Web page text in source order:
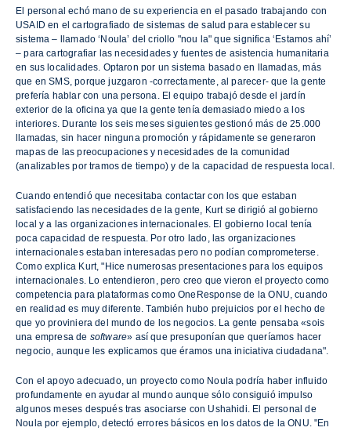
El personal echó mano de su experiencia en el pasado trabajando con
USAID en el cartografiado de sistemas de salud para establecer su
sistema – llamado ‘Noula’ del criollo "nou la" que significa ‘Estamos ahí’
– para cartografiar las necesidades y fuentes de asistencia humanitaria
en sus localidades. Optaron por un sistema basado en llamadas, más
que en SMS, porque juzgaron -correctamente, al parecer- que la gente
prefería hablar con una persona. El equipo trabajó desde el jardín
exterior de la oficina ya que la gente tenía demasiado miedo a los
interiores. Durante los seis meses siguientes gestionó más de 25.000
llamadas, sin hacer ninguna promoción y rápidamente se generaron
mapas de las preocupaciones y necesidades de la comunidad
(analizables por tramos de tiempo) y de la capacidad de respuesta local.
Cuando entendió que necesitaba contactar con los que estaban
satisfaciendo las necesidades de la gente, Kurt se dirigió al gobierno
local y a las organizaciones internacionales. El gobierno local tenía
poca capacidad de respuesta. Por otro lado, las organizaciones
internacionales estaban interesadas pero no podían comprometerse.
Como explica Kurt, "Hice numerosas presentaciones para los equipos
internacionales. Lo entendieron, pero creo que vieron el proyecto como
competencia para plataformas como OneResponse de la ONU, cuando
en realidad es muy diferente. También hubo prejuicios por el hecho de
que yo proviniera del mundo de los negocios. La gente pensaba «sois
una empresa de software» así que presuponían que queríamos hacer
negocio, aunque les explicamos que éramos una iniciativa ciudadana".
Con el apoyo adecuado, un proyecto como Noula podría haber influido
profundamente en ayudar al mundo aunque sólo consiguió impulso
algunos meses después tras asociarse con Ushahidi. El personal de
Noula por ejemplo, detectó errores básicos en los datos de la ONU. "En